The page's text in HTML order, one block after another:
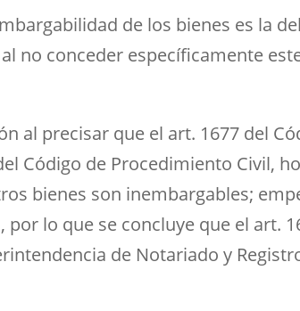
de los bienes es la
no conceder específicamente
al precisar que el art. 1677 del
Código de Procedimiento Civil,
bienes son inembargables;
lo que se concluye que el art.
de Notariado y